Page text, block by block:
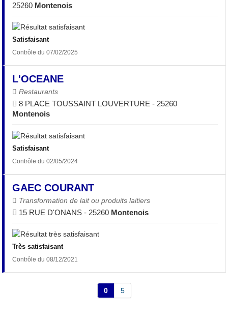
25260 Montenois
Satisfaisant
Contrôle du 07/02/2025
L'OCEANE
Restaurants
8 PLACE TOUSSAINT LOUVERTURE - 25260
Montenois
Satisfaisant
Contrôle du 02/05/2024
GAEC COURANT
Transformation de lait ou produits laitiers
15 RUE D'ONANS - 25260 Montenois
Très satisfaisant
Contrôle du 08/12/2021
0 5